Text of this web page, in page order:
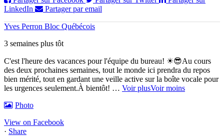
LinkedIn
Partager par email
Yves Perron Bloc Québécois
3 semaines plus tôt
C'est l'heure des vacances pour l'équipe du bureau! ☀😎Au cours
des deux prochaines semaines, tout le monde ici prendra du repos
bien mérité, tout en gardant une veille active sur la boîte vocale pour
les urgences seulement.À bientôt! … Voir plusVoir moins
Photo
View on Facebook
· Share